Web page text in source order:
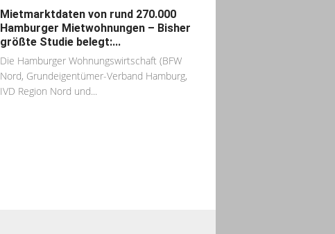
Mietmarktdaten von rund 270.000
Hamburger Mietwohnungen – Bisher
größte Studie belegt:...
Die Hamburger Wohnungswirtschaft (BFW
Nord, Grundeigentümer-Verband Hamburg,
IVD Region Nord und...